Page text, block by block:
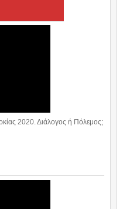
2020. Διάλογος ή Πόλεμος;